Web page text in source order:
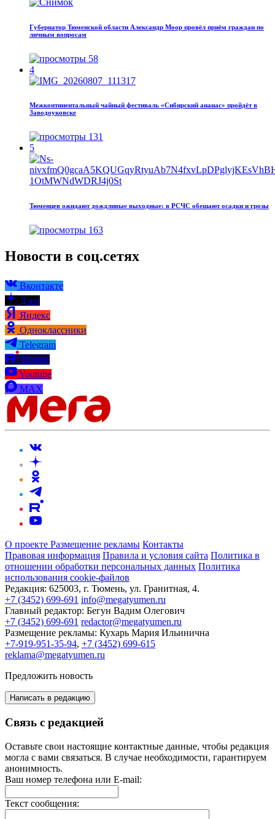
Губернатор Тюменской области Александр Моор провёл приём граждан по
личным вопросам
58
4
Межконтинентальный чайный фестиваль «Сибирский ананас» пройдёт в
Заводоуковске
131
5
Тюменцев ожидают дождливые выходные: в РСЧС обещают осадки и грозы
163
Новости в соц.сетях
Вконтакте
Дзен
Яндекс
Одноклассники
Telegram
Rutube
Youtube
MAX
О проекте Размещение рекламы Контакты
Правовая информация Правила и условия сайта Политика в
отношении обработки персональных данных Политика
использования cookie-файлов
Редакция: 625003, г. Тюмень, ул. Гранитная, 4.
+7 (3452) 699-691 info@megatyumen.ru
Главный редактор: Бегун Вадим Олегович
+7 (3452) 699-691 redactor@megatyumen.ru
Размещение рекламы: Кухарь Мария Ильинична
+7-919-951-35-94, +7 (3452) 699-615
reklama@megatyumen.ru
Предложить новость
Написать в редакцию
Связь с редакцией
Оставьте свои настоящие контактные данные, чтобы редакция
могла с вами связаться. В случае необходимости, гарантируем
анонимность.
Ваш номер телефона или E-mail:
Текст сообщения: